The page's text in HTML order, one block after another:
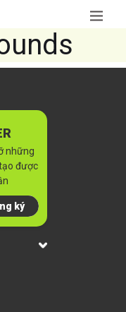
những
được
ký